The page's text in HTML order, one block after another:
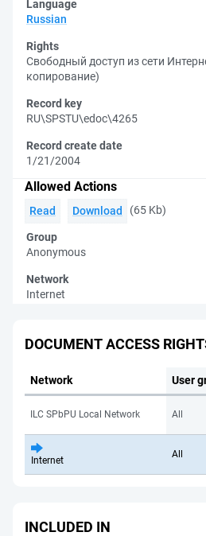
Language
Russian
Rights
Свободный доступ из сети
копирование)
Record key
RU\SPSTU\edoc\4265
Record create date
1/21/2004
Allowed Actions
Read Download (65 Kb)
Group
Anonymous
Network
Internet
DOCUMENT ACCESS
Network User
ILC SPbPU Local Network All
Internet
All
INCLUDED IN